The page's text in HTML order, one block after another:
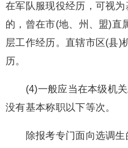
在军队服现役经历，可视
的，曾在市(地、州、盟)直
层工作经历。直辖市区(县)
历。
(4)一般应当在本级机关
没有基本称职以下等次。
除报考专门面向选调生